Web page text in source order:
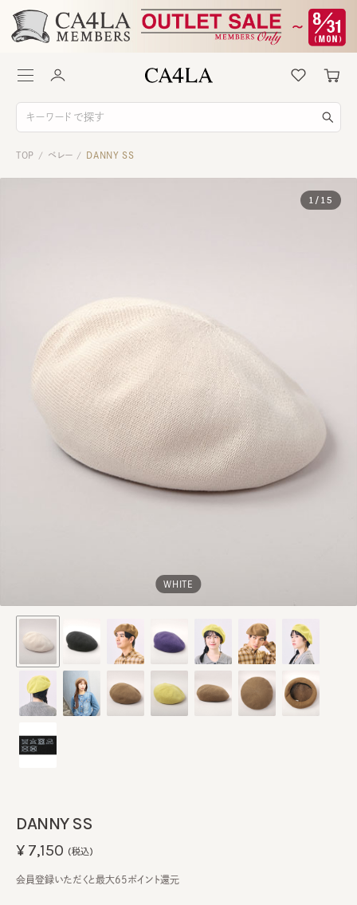
TOP / ベレー / DANNY SS
WHITE
1 / 15
DANNY SS
¥7,150 (税込)
会員登録いただくと最大65ポイント還元